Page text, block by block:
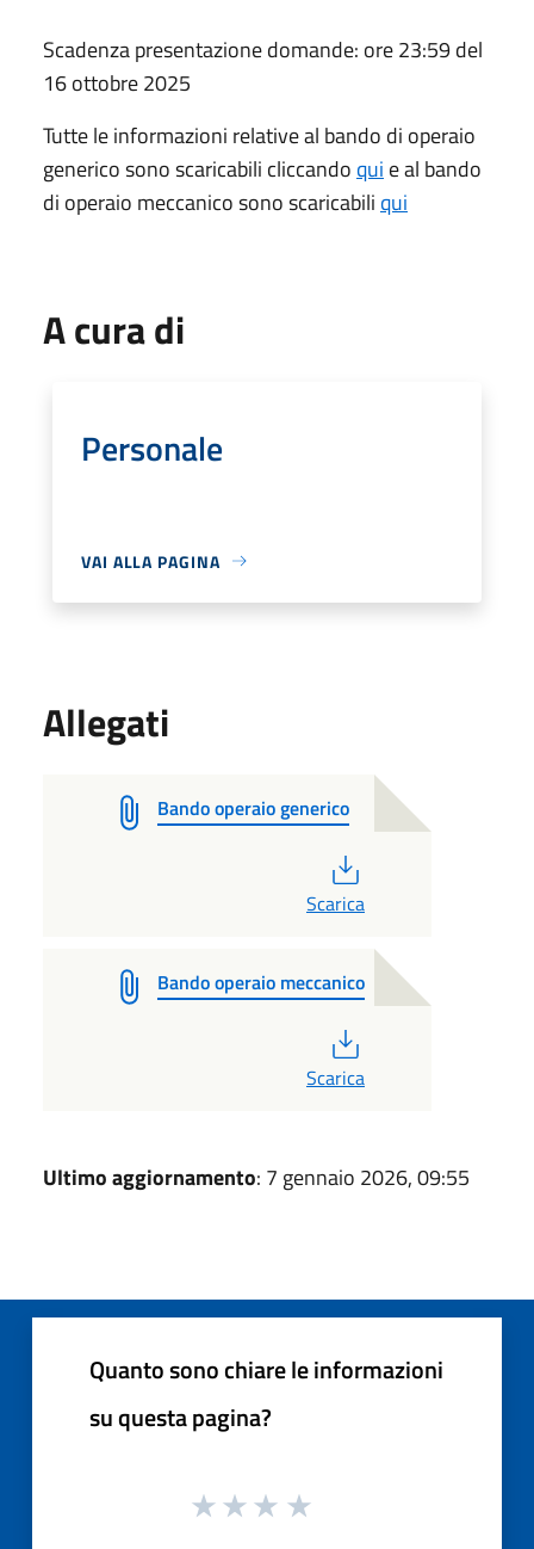
Scadenza presentazione domande: ore 23:59 del
16 ottobre 2025
Tutte le informazioni relative al bando di operaio
generico sono scaricabili cliccando qui e al bando
di operaio meccanico sono scaricabili qui
A cura di
Personale
VAI ALLA PAGINA
Allegati
Bando operaio generico
Scarica
Bando operaio meccanico
Scarica
Ultimo aggiornamento: 7 gennaio 2026, 09:55
Quanto sono chiare le informazioni
su questa pagina?